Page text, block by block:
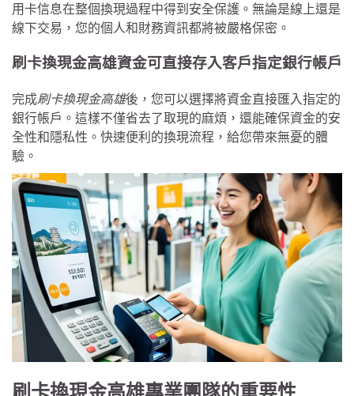
用卡信息在整個換現過程中得到安全保護。無論是線上還是
線下交易，您的個人和財務資訊都將被嚴格保密。
刷卡換現金高雄資金可直接存入客戶指定銀行帳戶
完成刷卡換現金高雄後，您可以選擇將資金直接匯入指定的
銀行帳戶。這樣不僅省去了取現的麻煩，還能確保資金的安
全性和隱私性。快速便利的換現流程，給您帶來無憂的體
驗。
刷卡換現金高雄專業團隊的重要性